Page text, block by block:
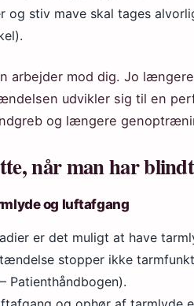
og stiv mave skal tages
arbejder mod dig. Jo
udvikler sig til en
og længere
når man har
og luftafgang
er det muligt at have
stopper ikke
Patienthåndbogen).